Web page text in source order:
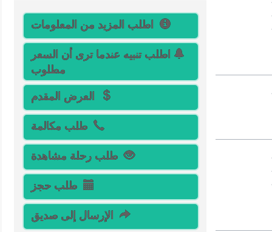
اطلب المزيد من المعلومات
اطلب تنبيه عندما ترى أن السعر
مطلوب
العرض المقدم
طلب مكالمة
طلب رحلة مشاهدة
طلب حجز
الإرسال إلى صديق